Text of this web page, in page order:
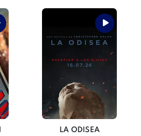
LA ODISEA